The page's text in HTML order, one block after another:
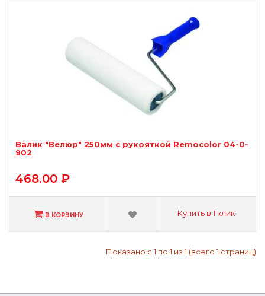
Валик "Велюр" 250мм с рукояткой Remocolor 04-0-
902
468.00 ₽
В КОРЗИНУ Купить в 1 клик
Показано с 1 по 1 из 1 (всего 1 страниц)